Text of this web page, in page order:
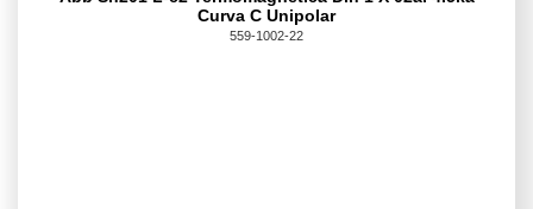
Curva C Unipolar
559-1002-22